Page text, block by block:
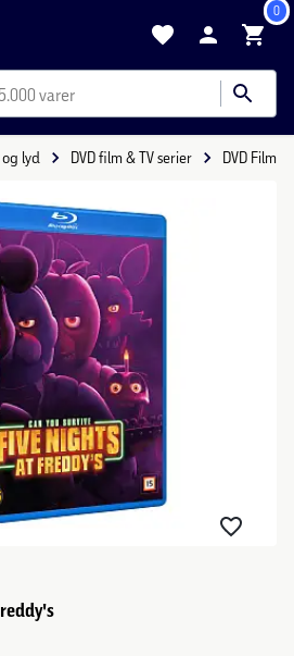
0
varer
og lyd DVD film & TV serier DVD Film